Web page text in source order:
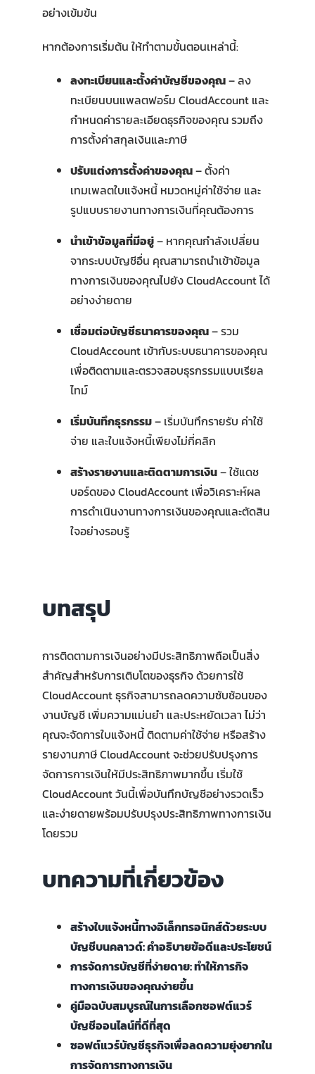
อย่างเข้มข้น
หากต้องการเริ่มต้น ให้ทำตามขั้นตอนเหล่านี้:
ลงทะเบียนและตั้งค่าบัญชีของคุณ– ลง
ทะเบียนบนแพลตฟอร์ม CloudAccount และ
กำหนดค่ารายละเอียดธุรกิจของคุณ รวมถึง
การตั้งค่าสกุลเงินและภาษี
ปรับแต่งการตั้งค่าของคุณ– ตั้งค่า
เทมเพลตใบแจ้งหนี้ หมวดหมู่ค่าใช้จ่าย และ
รูปแบบรายงานทางการเงินที่คุณต้องการ
นำเข้าข้อมูลที่มีอยู่– หากคุณกำลังเปลี่ยน
จากระบบบัญชีอื่น คุณสามารถนำเข้าข้อมูล
ทางการเงินของคุณไปยัง CloudAccount ได้
อย่างง่ายดาย
เชื่อมต่อบัญชีธนาคารของคุณ– รวม
CloudAccount เข้ากับระบบธนาคารของคุณ
เพื่อติดตามและตรวจสอบธุรกรรมแบบเรียล
ไทม์
เริ่มบันทึกธุรกรรม– เริ่มบันทึกรายรับ ค่าใช้
จ่าย และใบแจ้งหนี้เพียงไม่กี่คลิก
สร้างรายงานและติดตามการเงิน– ใช้แดช
บอร์ดของ CloudAccount เพื่อวิเคราะห์ผล
การดำเนินงานทางการเงินของคุณและตัดสิน
ใจอย่างรอบรู้
บทสรุป
การติดตามการเงินอย่างมีประสิทธิภาพถือเป็นสิ่ง
สำคัญสำหรับการเติบโตของธุรกิจ ด้วยการใช้
CloudAccount ธุรกิจสามารถลดความซับซ้อนของ
งานบัญชี เพิ่มความแม่นยำ และประหยัดเวลา ไม่ว่า
คุณจะจัดการใบแจ้งหนี้ ติดตามค่าใช้จ่าย หรือสร้าง
รายงานภาษี CloudAccount จะช่วยปรับปรุงการ
จัดการการเงินให้มีประสิทธิภาพมากขึ้น เริ่มใช้
CloudAccount วันนี้เพื่อบันทึกบัญชีอย่างรวดเร็ว
และง่ายดายพร้อมปรับปรุงประสิทธิภาพทางการเงิน
โดยรวม
บทความที่เกี่ยวข้อง
สร้างใบแจ้งหนี้ทางอิเล็กทรอนิกส์ด้วยระบบ
บัญชีบนคลาวด์: คำอธิบายข้อดีและประโยชน์
การจัดการบัญชีที่ง่ายดาย: ทำให้ภารกิจ
ทางการเงินของคุณง่ายขึ้น
คู่มือฉบับสมบูรณ์ในการเลือกซอฟต์แวร์
บัญชีออนไลน์ที่ดีที่สุด
ซอฟต์แวร์บัญชีธุรกิจเพื่อลดความยุ่งยากใน
การจัดการทางการเงิน